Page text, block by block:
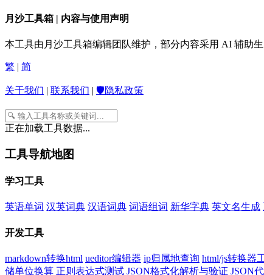
月沙工具箱 | 内容与使用声明
本工具由月沙工具箱编辑团队维护，部分内容采用 AI 辅助
繁 | 简
关于我们 | 联系我们 | 🛡️隐私政策
正在加载工具数据...
工具导航地图
学习工具
英语单词 汉英词典 汉语词典 词语组词 新华字典 英文名生成
开发工具
markdown转换html ueditor编辑器 ip归属地查询 html/js转换器
储单位换算 正则表达式测试 JSON格式化解析与验证 JSON